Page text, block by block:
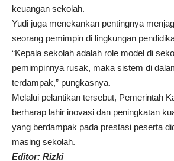
keuangan sekolah.
Yudi juga menekankan pentingnya
seorang pemimpin di lingkungan
“Kepala sekolah adalah role model di
pemimpinnya rusak, maka sistem di
terdampak,” pungkasnya.
Melalui pelantikan tersebut, Pemerintah
berharap lahir inovasi dan peningkatan
yang berdampak pada prestasi peserta
masing sekolah.
Editor: Rizki